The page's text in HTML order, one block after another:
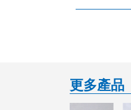
更多產品